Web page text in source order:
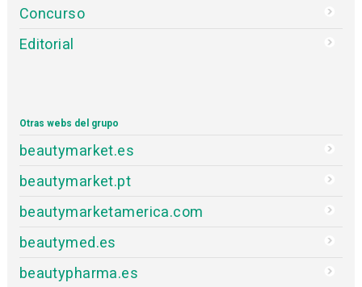
Concurso
Editorial
Otras webs del grupo
beautymarket.es
beautymarket.pt
beautymarketamerica.com
beautymed.es
beautypharma.es